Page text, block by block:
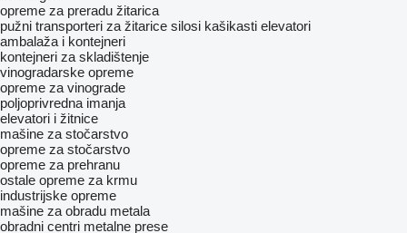
opreme za preradu žitarica
pužni transporteri za žitarice silosi kašikasti elevatori
ambalaža i kontejneri
kontejneri za skladištenje
vinogradarske opreme
opreme za vinograde
poljoprivrednа imanjа
elevatori i žitnice
mašine za stočarstvo
opreme za stočarstvo
opreme za prehranu
ostale opreme za krmu
industrijske opreme
mašine za obradu metala
obradni centri metalne prese